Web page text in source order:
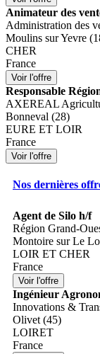
Animateur des
Administration des
Moulins sur Yevre
CHER
France
Responsable
AXEREAL
Bonneval (28)
EURE ET LOIR
France
Nos dernières
Agent de Silo h/f
Région Grand-
Montoire sur Le
LOIR ET CHER
France
Ingénieur
Innovations &
Olivet (45)
LOIRET
France